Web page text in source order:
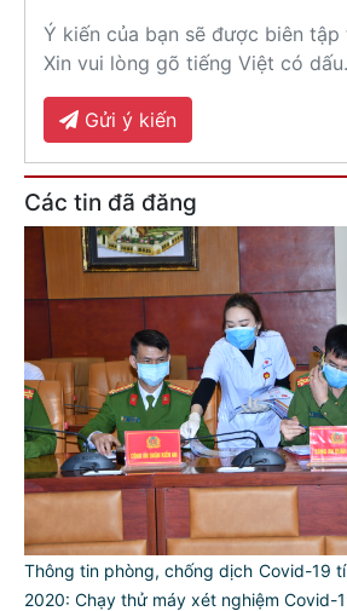
Ý kiến của bạn sẽ được biên
Xin vui lòng gõ tiếng Việt có dấu.
Gửi ý kiến
Các tin đã đăng
Thông tin phòng, chống dịch Covid-19
2020: Chạy thử máy xét nghiệm Covid-